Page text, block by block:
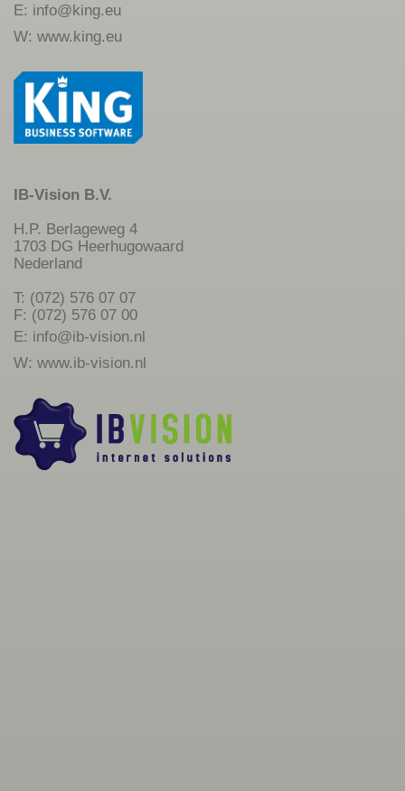
E: info@king.eu
W: www.king.eu
IB-Vision B.V.
H.P. Berlageweg 4
1703 DG Heerhugowaard
Nederland
T: (072) 576 07 07
F: (072) 576 07 00
E: info@ib-vision.nl
W: www.ib-vision.nl